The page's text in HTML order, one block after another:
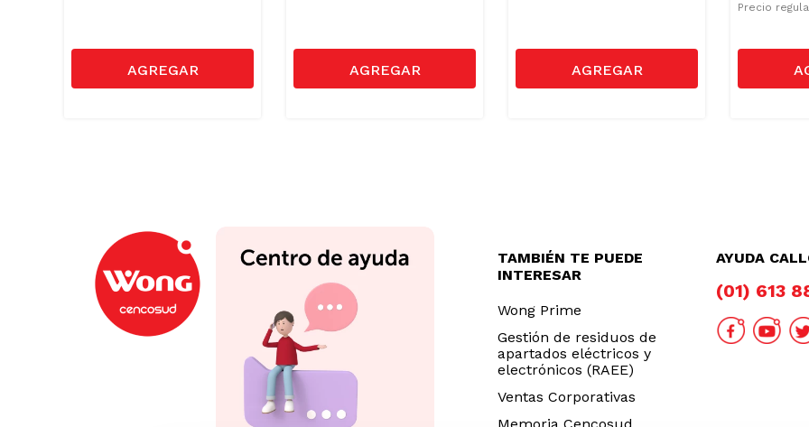
Precio
TAMBIÉN TE PUEDE
INTERESAR
Wong Prime
Gestión de residuos de
apartados eléctricos y
electrónicos (RAEE)
Ventas Corporativas
AYUDA
(01) 613